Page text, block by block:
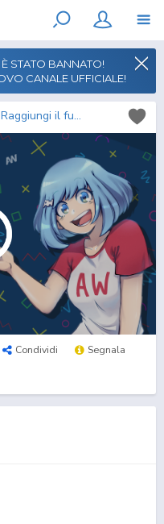
STATO BANNATO!
CANALE UFFICIALE!
Pretty Cure All Stars DX – Il film 3: Raggiungi il futuro! Il fiore dell’arcobaleno ☆ che connette i mondi
Condividi Segnala